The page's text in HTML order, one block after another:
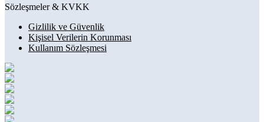
Sözleşmeler & KVKK
Gizlilik ve Güvenlik
Kişisel Verilerin Korunması
Kullanım Sözleşmesi